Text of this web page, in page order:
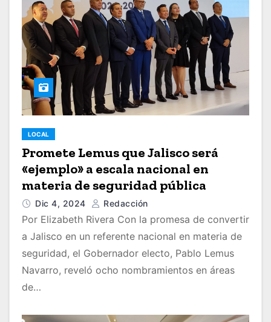
LOCAL
Promete Lemus que Jalisco será
«ejemplo» a escala nacional en
materia de seguridad pública
Dic 4, 2024 Redacción
Por Elizabeth Rivera Con la promesa de convertir
a Jalisco en un referente nacional en materia de
seguridad, el Gobernador electo, Pablo Lemus
Navarro, reveló ocho nombramientos en áreas
de…